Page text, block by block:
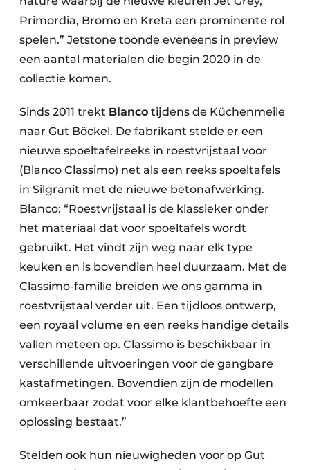
Primordia, Bromo en Kreta een prominente rol
spelen.” Jetstone toonde eveneens in preview
een aantal materialen die begin 2020 in de
collectie komen.
Sinds 2011 trekt Blanco tijdens de Küchenmeile
naar Gut Böckel. De fabrikant stelde er een
nieuwe spoeltafelreeks in roestvrijstaal voor
(Blanco Classimo) net als een reeks spoeltafels
in Silgranit met de nieuwe betonafwerking.
Blanco: “Roestvrijstaal is de klassieker onder
het materiaal dat voor spoeltafels wordt
gebruikt. Het vindt zijn weg naar elk type
keuken en is bovendien heel duurzaam. Met de
Classimo-familie breiden we ons gamma in
roestvrijstaal verder uit. Een tijdloos ontwerp,
een royaal volume en een reeks handige details
vallen meteen op. Classimo is beschikbaar in
verschillende uitvoeringen voor de gangbare
kastafmetingen. Bovendien zijn de modellen
omkeerbaar zodat voor elke klantbehoefte een
oplossing bestaat.”
Stelden ook hun nieuwigheden voor op Gut